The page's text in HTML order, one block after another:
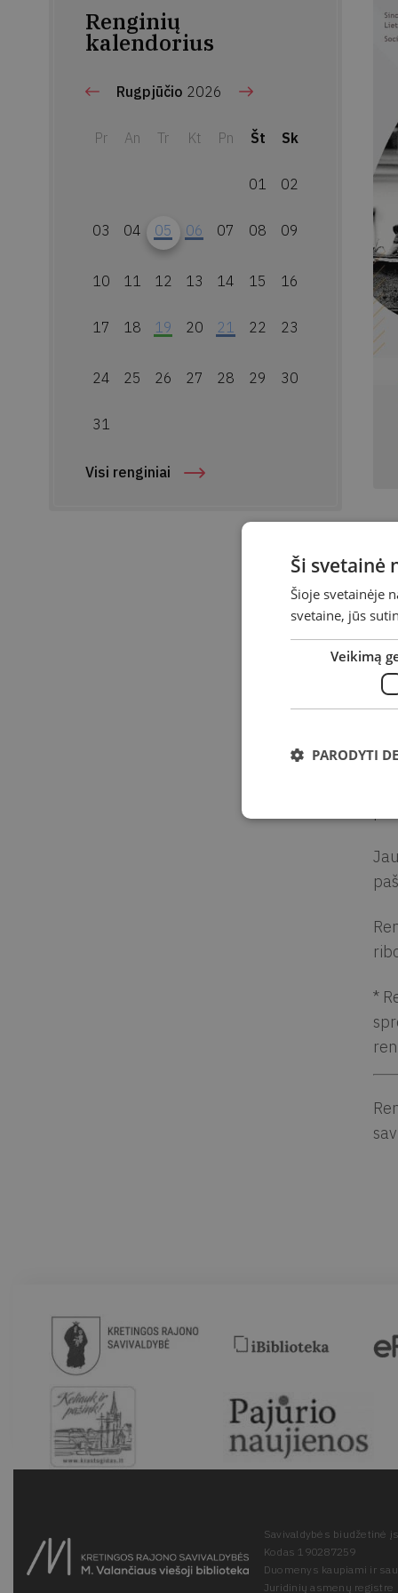
Renginių
kalendorius
Rugpjūčio 2026
Pr An Tr Kt Pn Št Sk
01 02
03 04 05 06 07 08 09
10 11 12 13 14 15 16
17 18 19 20 21 22 23
24 25 26 27 28 29 30
31
Visi renginiai
*
Savivaldybės biudžetinė
Kodas 190287259
Duomenys kaupiami ir
Juridinių asmenų registre
Ši svetainė
Šioje svetainėje
svetaine, jūs
Veikimą
PARODYTI